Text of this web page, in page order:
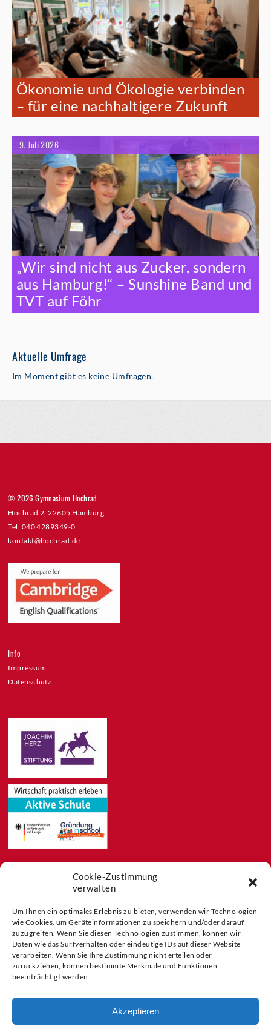
Cookie-Zustimmung
verwalten
Um Ihnen ein optimales Erlebnis zu bieten, verwenden wir Technologien
wie Cookies, um Geräteinformationen zu speichern und/oder darauf
zuzugreifen. Wenn Sie diesen Technologien zustimmen, können wir
Daten wie das Surfverhalten oder eindeutige IDs auf dieser Website
verarbeiten. Wenn Sie Ihre Zustimmung nicht erteilen oder
zurückziehen, können bestimmte Merkmale und Funktionen
beeinträchtigt werden.
Akzeptieren
Ökonomie und Ökologie verbinden
– für eine nachhaltigere Zukunft
9. Juli 2026
„Wir sind nicht aus Zucker, sondern
aus Hamburg!“ – Sunshine Band und
TVT auf Föhr
Aktuelle Umfrage
Im Moment gibt es keine Umfragen.
© 2026 Gymnasium Hochrad
Hochrad 2, 22605 Hamburg
Tel: 040 4289349-0
kontakt@hochrad.de
Info
Impressum
Datenschutz
Blog
Buchtipps
Partner der